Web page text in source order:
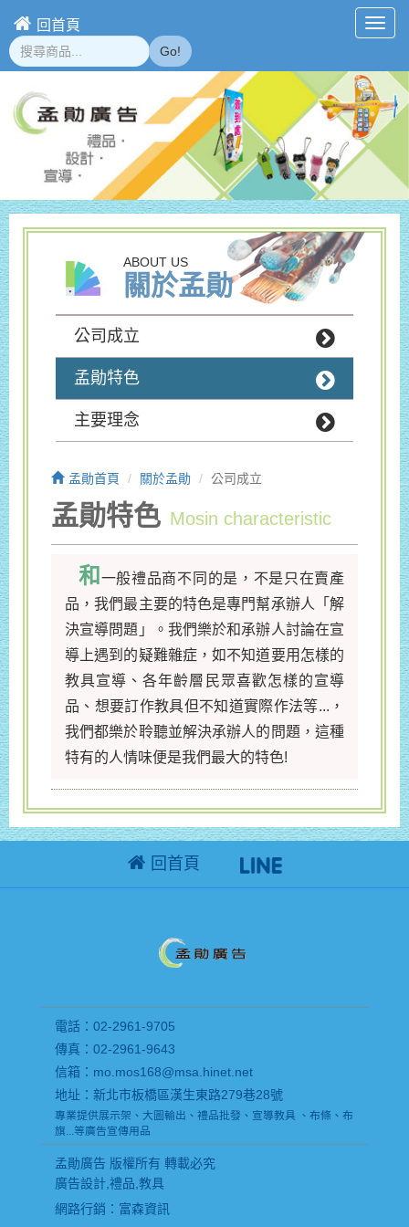
回首頁
Go!
ABOUT US
關於孟勛
公司成立
孟勛特色
主要理念
孟勛首頁 關於孟勛 公司成立
孟勛特色 Mosin characteristic
和 一般禮品商不同的是，不是只在賣產
品，我們最主要的特色是專門幫承辦人「解
決宣導問題」。我們樂於和承辦人討論在宣
導上遇到的疑難雜症，如不知道要用怎樣的
教具宣導、各年齡層民眾喜歡怎樣的宣導
品、想要訂作教具但不知道實際作法等...，
我們都樂於聆聽並解決承辦人的問題，這種
特有的人情味便是我們最大的特色!
回首頁
電話：02-2961-9705
傳真：02-2961-9643
信箱：mo.mos168@msa.hinet.net
地址：新北市板橋區漢生東路279巷28號
專業提供展示架、大圖輸出、禮品批發、宣導教具 、布條、布
旗...等廣告宣傳用品
孟勛廣告 版權所有 轉載必究
廣告設計,禮品,教具
網路行銷 ：富森資訊